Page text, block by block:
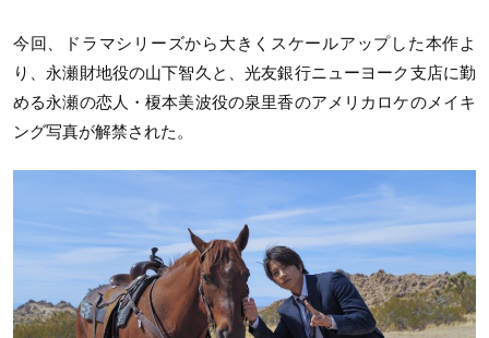
今回、ドラマシリーズから大きくスケールアップした本作よ
り、永瀬財地役の山下智久と、光友銀行ニューヨーク支店に勤
める永瀬の恋人・榎本美波役の泉里香のアメリカロケのメイキ
ング写真が解禁された。